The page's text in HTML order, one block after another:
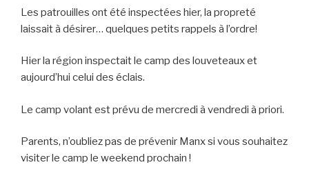
Les patrouilles ont été inspectées hier, la propreté
laissait à désirer… quelques petits rappels à l’ordre!
Hier la région inspectait le camp des louveteaux et
aujourd’hui celui des éclais.
Le camp volant est prévu de mercredi à vendredi à priori.
Parents, n’oubliez pas de prévenir Manx si vous souhaitez
visiter le camp le weekend prochain !